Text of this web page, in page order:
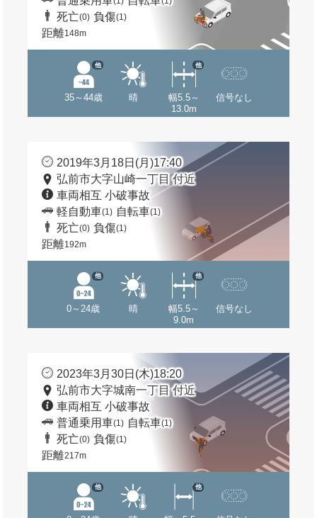
死亡(0) 負傷(1)
距離148m
35～44歳
他
晴
幅5.5～
13.0m
他
信号なし
2019年3月18日(月)17:40
弘前市大字山崎一丁目 付近
車両相互 小破事故
軽自動車(1) 自転車(1)
死亡(0) 負傷(1)
距離192m
0～24歳
他
晴
幅5.5～
9.0m
他
信号なし
2023年3月30日(木)18:20
弘前市大字城南一丁目 付近
車両相互 小破事故
普通乗用車(1) 自転車(1)
死亡(0) 負傷(1)
距離217m
他 他